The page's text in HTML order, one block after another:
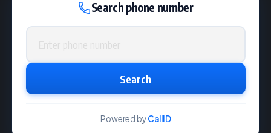
Search phone number
Phone number
Search
Powered byCallID